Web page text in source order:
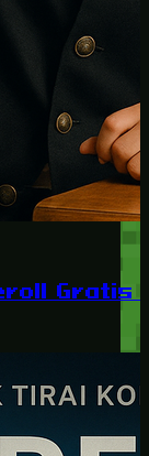
Gratis